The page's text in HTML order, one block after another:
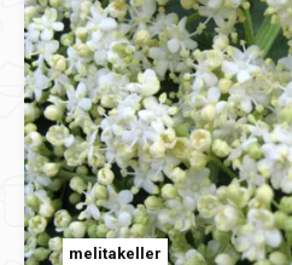
melitakeller